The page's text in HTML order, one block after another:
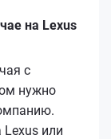
на Lexus
с
нужно
Lexus или